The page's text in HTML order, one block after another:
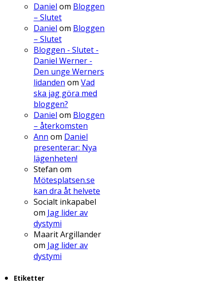
Daniel om Bloggen
– Slutet
Daniel om Bloggen
– Slutet
Bloggen - Slutet -
Daniel Werner -
Den unge Werners
lidanden om Vad
ska jag göra med
bloggen?
Daniel om Bloggen
– återkomsten
Ann om Daniel
presenterar: Nya
lägenheten!
Stefan om
Mötesplatsen.se
kan dra åt helvete
Socialt inkapabel
om Jag lider av
dystymi
Maarit Argillander
om Jag lider av
dystymi
Etiketter